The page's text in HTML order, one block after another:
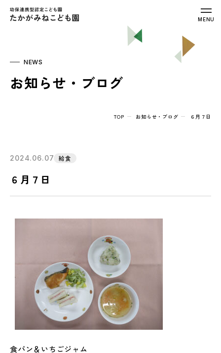
幼保連携型認定こども園 たかがみねこ
MENU
NEWS
お知らせ・ブログ
TOP お知らせ・ブログ ６月７日
2024.06.07 給食
６月７日
食パン＆いちごジャム